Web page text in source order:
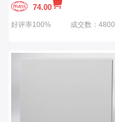
74.00
好评率100% 成交数：4800